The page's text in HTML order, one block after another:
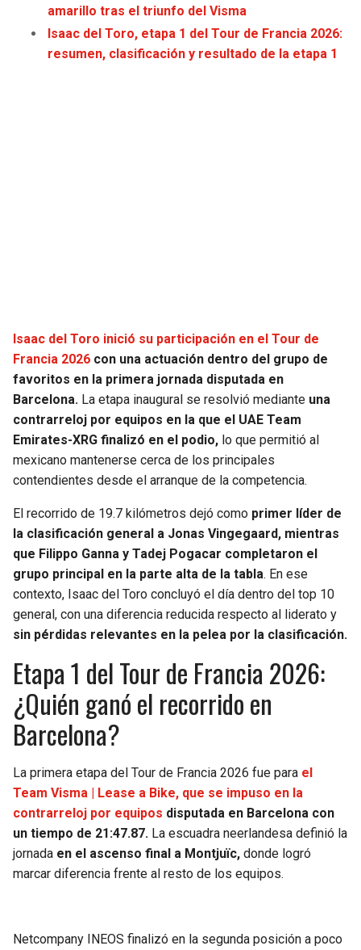
COMMANDERS
FALCONS
PANTHERS
BUCCANEERS
KINGS
TRAIL BLAZERS
JAZZ
amarillo tras el triunfo del Visma
Isaac del Toro, etapa 1 del Tour de Francia 2026:
resumen, clasificación y resultado de la etapa 1
Isaac del Toro inició su participación en el Tour de
Francia 2026 con una actuación dentro del grupo de
favoritos en la primera jornada disputada en
Barcelona. La etapa inaugural se resolvió mediante una
contrarreloj por equipos en la que el UAE Team
Emirates-XRG finalizó en el podio, lo que permitió al
mexicano mantenerse cerca de los principales
contendientes desde el arranque de la competencia.
El recorrido de 19.7 kilómetros dejó como primer líder de
la clasificación general a Jonas Vingegaard, mientras
que Filippo Ganna y Tadej Pogacar completaron el
grupo principal en la parte alta de la tabla. En ese
contexto, Isaac del Toro concluyó el día dentro del top 10
general, con una diferencia reducida respecto al liderato y
sin pérdidas relevantes en la pelea por la clasificación.
Etapa 1 del Tour de Francia 2026:
¿Quién ganó el recorrido en
Barcelona?
La primera etapa del Tour de Francia 2026 fue para el
Team Visma | Lease a Bike, que se impuso en la
contrarreloj por equipos disputada en Barcelona con
un tiempo de 21:47.87. La escuadra neerlandesa definió la
jornada en el ascenso final a Montjuïc, donde logró
marcar diferencia frente al resto de los equipos.
Netcompany INEOS finalizó en la segunda posición a poco